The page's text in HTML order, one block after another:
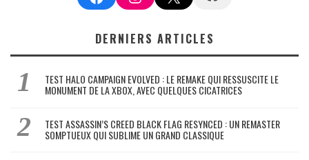
DERNIERS ARTICLES
TEST HALO CAMPAIGN EVOLVED : LE REMAKE QUI RESSUSCITE LE
MONUMENT DE LA XBOX, AVEC QUELQUES CICATRICES
TEST ASSASSIN’S CREED BLACK FLAG RESYNCED : UN REMASTER
SOMPTUEUX QUI SUBLIME UN GRAND CLASSIQUE